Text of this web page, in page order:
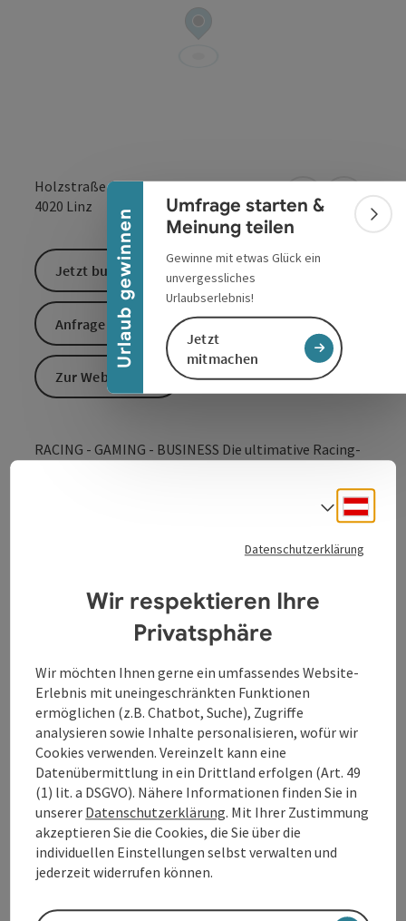
Urlaub gewinnen
Banner einklappen
Umfrage starten &
Meinung teilen
Gewinne mit etwas Glück ein
unvergessliches
Urlaubserlebnis!
Jetzt
mitmachen
Holzstraße 3
4020 Linz in Google
in
RACING - GAMING - BUSINESS Die ultimative Racing-
Öffnungszeiten
Anreise/Lage
Preise
Eignung
Barrierefreiheit
Jetzt buchen
Anfrage senden
Zur Website
Datenschutzerklärung
Wir respektieren Ihre
Privatsphäre
Wir möchten Ihnen gerne ein umfassendes Website-
Erlebnis mit uneingeschränkten Funktionen
ermöglichen (z.B. Chatbot, Suche), Zugriffe
analysieren sowie Inhalte personalisieren, wofür wir
Cookies verwenden. Vereinzelt kann eine
Datenübermittlung in ein Drittland erfolgen (Art. 49
(1) lit. a DSGVO). Nähere Informationen finden Sie in
unserer Datenschutzerklärung. Mit Ihrer Zustimmung
akzeptieren Sie die Cookies, die Sie über die
individuellen Einstellungen selbst verwalten und
jederzeit widerrufen können.